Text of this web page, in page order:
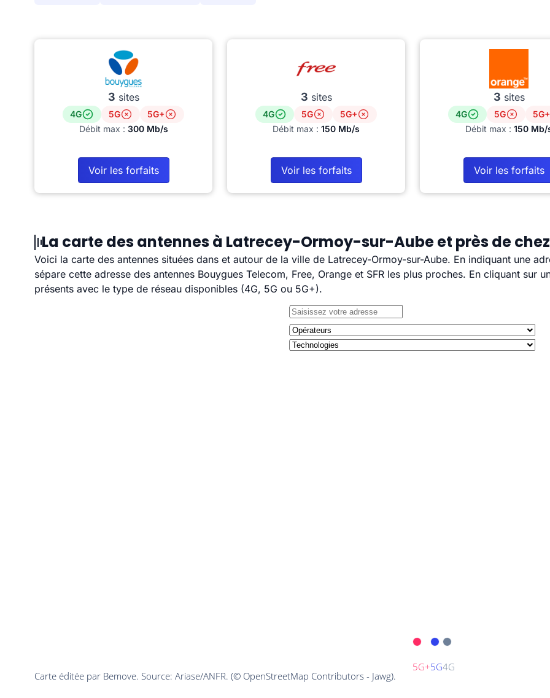
3 sites
4G 5G
5G+
Débit max : 300 Mb/s
Voir les forfaits
3 sites
4G 5G
5G+
Débit max : 150 Mb/s
Voir les forfaits
3 sites
4G 5G
5G+
Débit max : 150 Mb/
Voir les forfaits
La carte des antennes à Latrecey-Ormoy-sur-Aube et près de
Voici la carte des antennes situées dans et autour de la ville de Latrecey-Ormoy-sur-Aube. En indiquant une
sépare cette adresse des antennes Bouygues Telecom, Free, Orange et SFR les plus proches. En cliquant sur
présents avec le type de réseau disponibles (4G, 5G ou 5G+).